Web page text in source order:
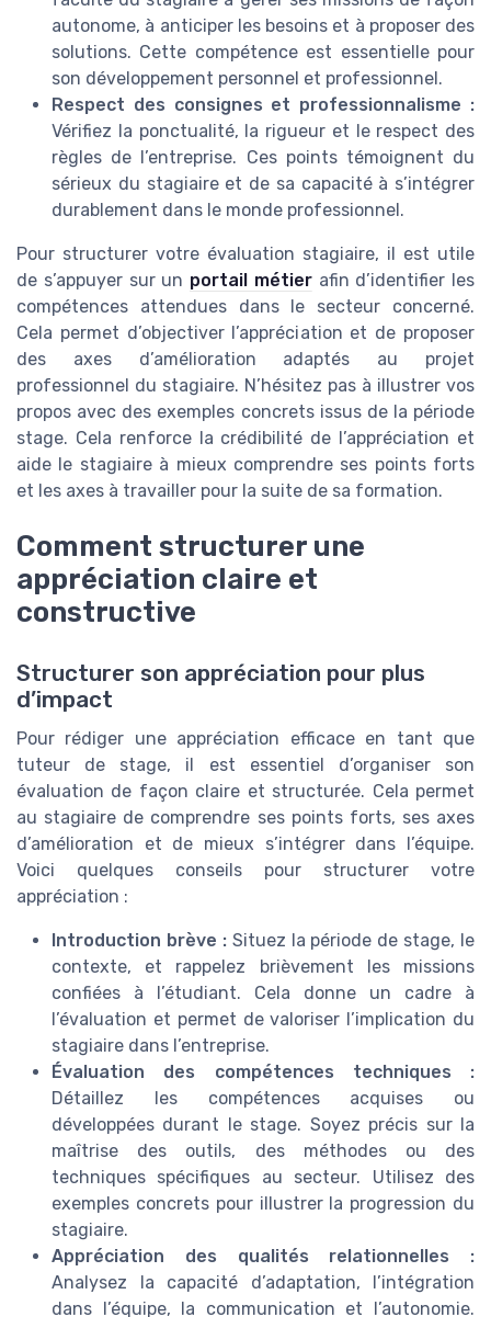
autonome, à anticiper les besoins et à proposer des
solutions. Cette compétence est essentielle pour
son développement personnel et professionnel.
Respect des consignes et professionnalisme :
Vérifiez la ponctualité, la rigueur et le respect des
règles de l’entreprise. Ces points témoignent du
sérieux du stagiaire et de sa capacité à s’intégrer
durablement dans le monde professionnel.
Pour structurer votre évaluation stagiaire, il est utile
de s’appuyer sur un portail métierafin d’identifier les
compétences attendues dans le secteur concerné.
Cela permet d’objectiver l’appréciation et de proposer
des axes d’amélioration adaptés au projet
professionnel du stagiaire. N’hésitez pas à illustrer vos
propos avec des exemples concrets issus de la période
stage. Cela renforce la crédibilité de l’appréciation et
aide le stagiaire à mieux comprendre ses points forts
et les axes à travailler pour la suite de sa formation.
Comment structurer une
appréciation claire et
constructive
Structurer son appréciation pour plus
d’impact
Pour rédiger une appréciation efficace en tant que
tuteur de stage, il est essentiel d’organiser son
évaluation de façon claire et structurée. Cela permet
au stagiaire de comprendre ses points forts, ses axes
d’amélioration et de mieux s’intégrer dans l’équipe.
Voici quelques conseils pour structurer votre
appréciation :
Introduction brève :Situez la période de stage, le
contexte, et rappelez brièvement les missions
confiées à l’étudiant. Cela donne un cadre à
l’évaluation et permet de valoriser l’implication du
stagiaire dans l’entreprise.
Évaluation des compétences techniques :
Détaillez les compétences acquises ou
développées durant le stage. Soyez précis sur la
maîtrise des outils, des méthodes ou des
techniques spécifiques au secteur. Utilisez des
exemples concrets pour illustrer la progression du
stagiaire.
Appréciation des qualités relationnelles :
Analysez la capacité d’adaptation, l’intégration
dans l’équipe, la communication et l’autonomie.